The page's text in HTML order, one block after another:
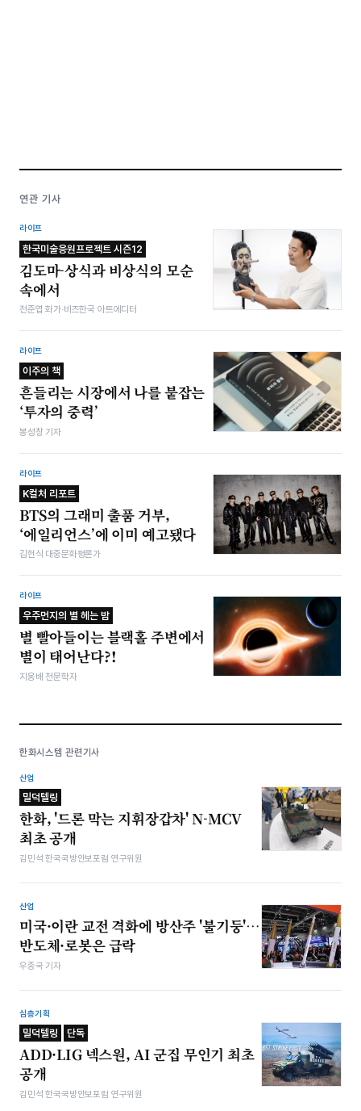
연관 기사
라이프
한국미술응원프로젝트 시즌12
김도마-상식과 비상식의 모순
속에서
전준엽 화가·비즈한국 아트에디터
라이프
이주의 책
흔들리는 시장에서 나를 붙잡는
‘투자의 중력’
봉성창 기자
라이프
K컬처 리포트
BTS의 그래미 출품 거부,
‘에일리언스’에 이미 예고됐다
김헌식 대중문화평론가
라이프
우주먼지의 별 헤는 밤
별 빨아들이는 블랙홀 주변에서
별이 태어난다?!
지웅배 천문학자
한화시스템 관련기사
산업
밀덕텔링
한화, '드론 막는 지휘장갑차' N-MCV
최초 공개
김민석 한국국방안보포럼 연구위원
산업
미국·이란 교전 격화에 방산주 '불기둥'…
반도체·로봇은 급락
우종국 기자
심층기획
밀덕텔링 단독
ADD·LIG 넥스원, AI 군집 무인기 최초
공개
김민석 한국국방안보포럼 연구위원